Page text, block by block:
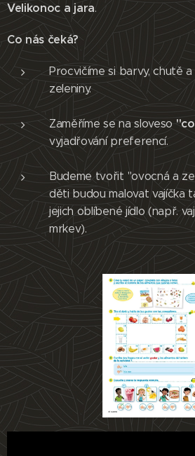
Velikonoc a jara.
Co nás čeká?
Procvičíme si barvy, chutě
zeleniny.
Zaměříme se na sloveso
vyjadřování preferencí.
Budeme tvořit "ovocná a
děti budou malovat vajíčka
jejich oblíbené jídlo (např.
mrkev).